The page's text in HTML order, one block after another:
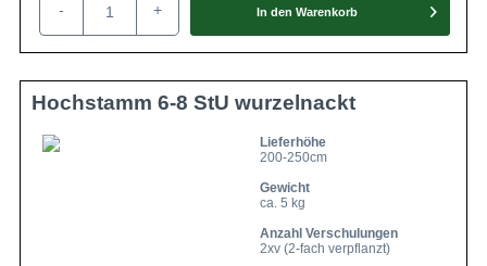
- + In den Warenkorb
Hochstamm 6-8 StU wurzelnackt
Lieferhöhe
200-250cm
Gewicht
ca. 5 kg
Anzahl Verschulungen
2xv (2-fach verpflanzt)